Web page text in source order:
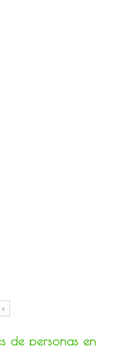
»
de personas en